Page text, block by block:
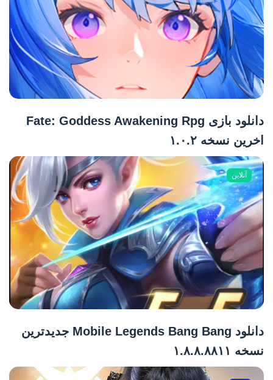
دانلود بازی Fate: Goddess Awakening Rpg
اخرین نسخه ۱.۰.۲
آنلاین
دانلود Mobile Legends Bang Bang جدیدترین
نسخه ۱.۸.۸.۸۸۱۱